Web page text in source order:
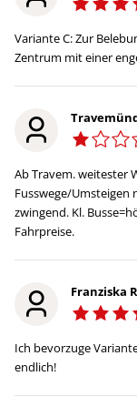
Variante C: Zur
Zentrum mit einer
Ab Travem. weitester
Fusswege/Umsteigen
zwingend. Kl.
Fahrpreise.
Franziska
Ich bevorzuge
endlich!